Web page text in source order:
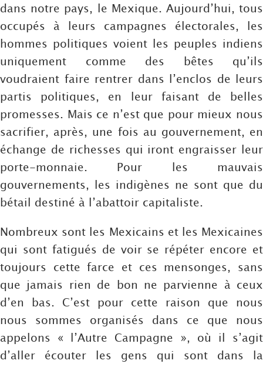
dans notre pays, le Mexique. Aujourd’hui, tous
occupés à leurs campagnes électorales, les
hommes politiques voient les peuples indiens
uniquement comme des bêtes qu’ils
voudraient faire rentrer dans l’enclos de leurs
partis politiques, en leur faisant de belles
promesses. Mais ce n’est que pour mieux nous
sacrifier, après, une fois au gouvernement, en
échange de richesses qui iront engraisser leur
porte-monnaie. Pour les mauvais
gouvernements, les indigènes ne sont que du
bétail destiné à l’abattoir capitaliste.
Nombreux sont les Mexicains et les Mexicaines
qui sont fatigués de voir se répéter encore et
toujours cette farce et ces mensonges, sans
que jamais rien de bon ne parvienne à ceux
d’en bas. C’est pour cette raison que nous
nous sommes organisés dans ce que nous
appelons « l’Autre Campagne », où il s’agit
d’aller écouter les gens qui sont dans la